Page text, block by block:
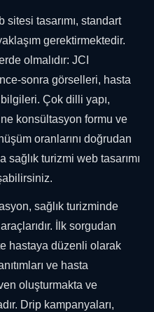
tasarımı, standart
gerektirmektedir.
olmalıdır: JCI
sonra görselleri, hasta
Çok dilli yapı,
konsültasyon formu ve
oranlarını doğrudan
sağlık turizmi web tasarımı
sağlık turizminde
İlk sorgudan
hastaya düzenli olarak
ve hasta
oluşturmakta ve
Drip kampanyaları,